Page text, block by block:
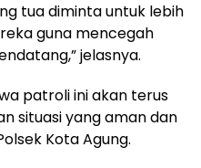
tua diminta untuk lebih
guna mencegah
jelasnya.
patroli ini akan terus
situasi yang aman dan
Kota Agung.